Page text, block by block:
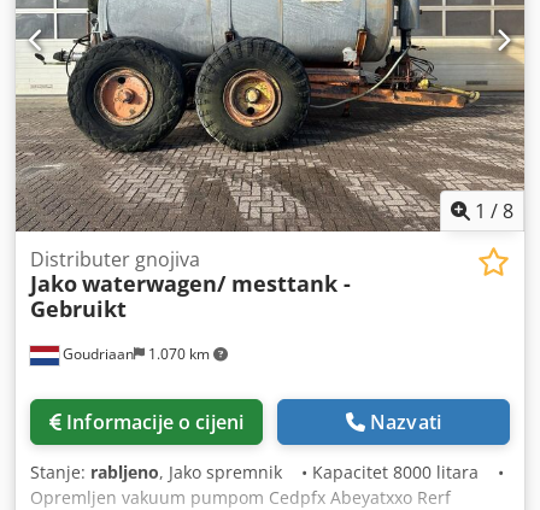
1 /8
Goudriaan 1.070 km
Distributer gnojiva
Jakowaterwagen/ mesttank -
Gebruikt
Informacije o cijeni Nazvati
Stanje: rabljeno, Jako spremnik • Kapacitet 8000 litara •
Opremljen vakuum pumpom Cedpfx Abeyatxxo Rerf